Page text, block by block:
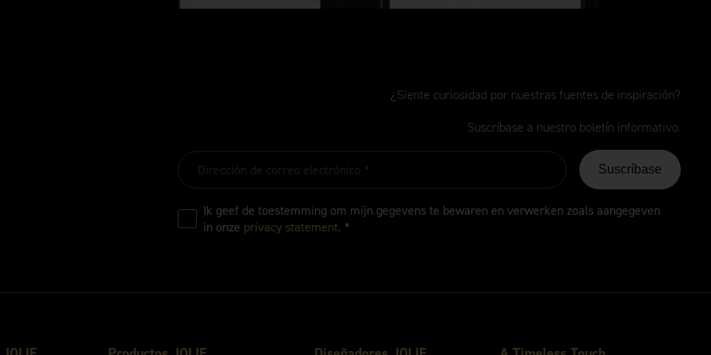
¿Siente curiosidad por nuestras fuentes de inspiración?
Suscríbase a nuestro boletín informativo.
Suscríbase
Ik geef de toestemming om mijn gegevens te bewaren en verwerken zoals aangegeven
in onze privacy statement. *